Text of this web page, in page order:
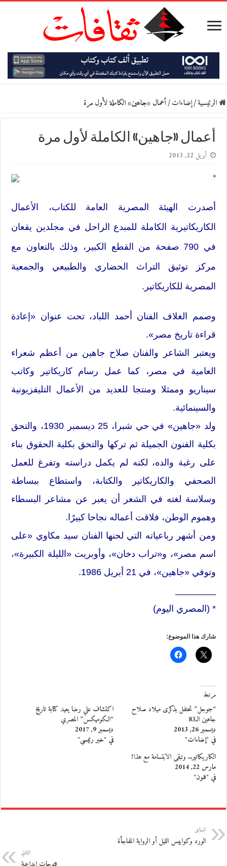
الرئيسية/إضاءات/أعمال «جاهين» الكاملة لأول مرة
أعمال «جاهين» الكاملة لأول مرة
أبريل 22, 2013
*
أصدرت الهيئة المصرية العامة للكتاب، الأعمال
الكاريكاتيرية الكاملة للمبدع الراحل في مجلدين يقعان
في 790 صفحة من القطع الكبير، وذلك بالتعاون مع
مركز توثيق التراث الحضاري والطبيعي والجمعية
المصرية للكاريكاتير.
وصمم الغلاف الفنان أحمد اللباد، تحت عنوان «إعادة
قراءة تاريخ مصر».
ويعتبر الشاعر والفنان صلاح جاهين من أعظم شعراء
العامية في مصر، كما عمل رسام كاريكاتير وكاتب
سيناريو وممثلا ومنتجا للعديد من الأعمال التليفزيونية
والسينمائية.
ولد «جاهين» في حي شبرا، 25 ديسمبر 1930، والتحق
بكلية الفنون الجميلة ثم تركها والتحق بكلية الحقوق بناء
على رغبة والده، لكنه لم يكمل دراسته وتفرغ للعمل
الصحفي والكاريكاتير والكتابة، واستطاع ببساطة
وسلاسة لغته في الشعر أن يعبر عن مشاعر البسطاء
وهموم الوطن، فلاقت أعماله نجاحا كبيرًا.
ومن أشهر رباعياته التي لحنها الفنان سيد مكاوي «على
اسم مصر»، و«تراب دخان»، وأوبريت «الليلة الكبيرة»،
وتوفي «جاهين»، في 21 أبريل 1986.
* (المصري اليوم)
شارك هذا الموضوع:
مرتبط
“جوجل” تحتفل بذكرى ميلاد صلاح
جاهين الـ83
ديسمبر 26, 2013
في "إضاءات"
اكتشاف علي رضا يعيد كتابة تاريخ
“الكوميكس” المصري
ديسمبر 9, 2017
في "خبر رئيسي"
الكاريكاتير.. وتبقى الابتسامة مع هذا!
مارس 22, 2014
في "فنون"
السابق
الورد وكوابيس الليل أو الرواية المفاجأة
التالي